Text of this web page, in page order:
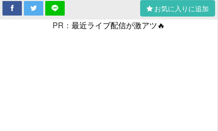
お気に入りに追加
PR： 最近ライブ配信が激アツ🔥